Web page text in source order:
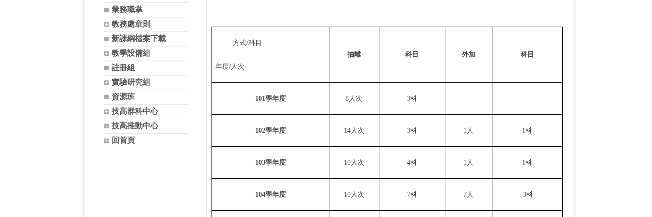
業務職掌
教務處章則
新課綱檔案下載
教學設備組
註冊組
實驗研究組
資源班
技高群科中心
技高推動中心
回首頁
方式/科目
年度/人次
抽離 科目 外加 科目
101學年度 8人次 3科
102學年度 14人次 3科 1 人 1科
103學年度 10人次 4科 1 人 1科
104學年度 10人次 7科 7人 3科